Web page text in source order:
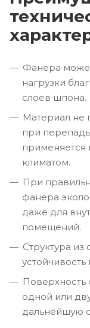
Фанера
нагрузки
слоев шпона.
Материал не
при
климатом.
При
фанера
даже для
помещений.
Структура
одной или
дальнейшую